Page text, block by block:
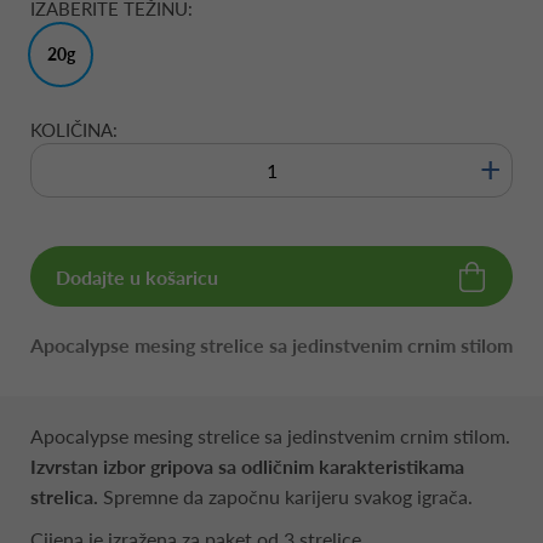
IZABERITE TEŽINU:
20g
KOLIČINA:
+
Dodajte u košaricu
Apocalypse mesing strelice sa jedinstvenim crnim stilom
Apocalypse mesing strelice sa jedinstvenim crnim stilom.
Izvrstan izbor gripova sa odličnim karakteristikama
strelica. Spremne da započnu karijeru svakog igrača.